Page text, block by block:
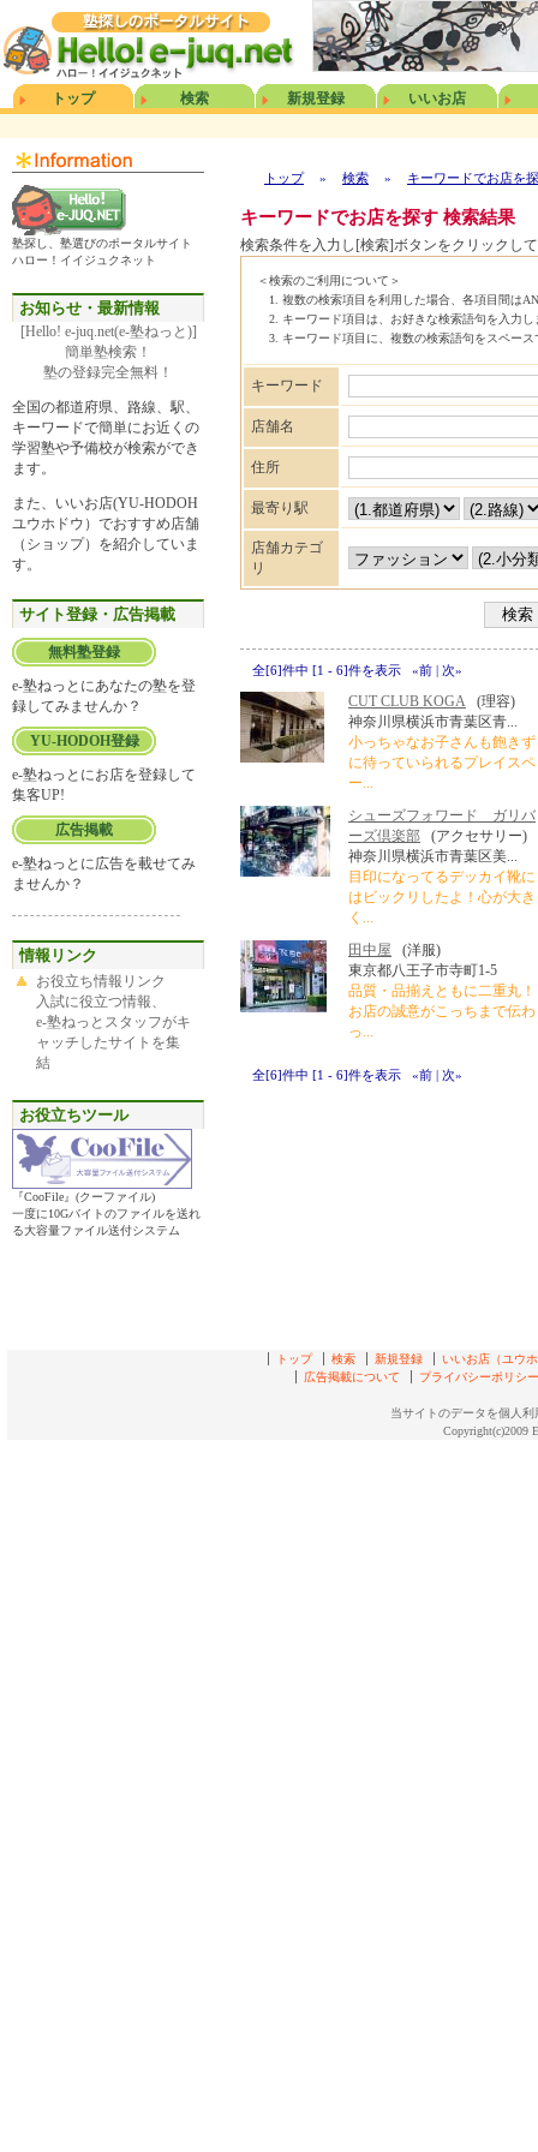
トップ 検索 新規登録 いいお店
塾探し、塾選びのポータルサイト
ハロー！イイジュクネット
お知らせ・最新情報
[Hello! e-juq.net(e-塾ねっと)]
簡単塾検索！
塾の登録完全無料！
全国の都道府県、路線、駅、
キーワードで簡単にお近くの
学習塾や予備校が検索ができ
ます。
また、いいお店(YU-HODOH
ユウホドウ）でおすすめ店舗
（ショップ）を紹介していま
す。
サイト登録・広告掲載
無料塾登録
e-塾ねっとにあなたの塾を登
録してみませんか？
YU-HODOH登録
e-塾ねっとにお店を登録して
集客UP!
広告掲載
e-塾ねっとに広告を載せてみ
ませんか？
情報リンク
お役立ち情報リンク
入試に役立つ情報、
e-塾ねっとスタッフがキ
ャッチしたサイトを集
結
お役立ちツール
『CooFile』(クーファイル)
一度に10Gバイトのファイルを送れ
る大容量ファイル送付システム
トップ » 検索 » キーワードでお店を
キーワードでお店を探す 検索結果
検索条件を入力し[検索]ボタンをクリックし
＜検索のご利用について＞
複数の検索項目を利用した場合、各項目間は
キーワード項目は、お好きな検索語句を入力し
キーワード項目に、複数の検索語句をスペー
キーワード
店舗名
住所
最寄り駅
店舗カテゴ
リ
全[6]件中 [1 - 6]件を表示 «前 | 次»
CUT CLUB KOGA (理容)
神奈川県横浜市青葉区青...
小っちゃなお子さんも飽きず
に待っていられるプレイスペ
ー...
シューズフォワード ガリバ
ーズ倶楽部 (アクセサリー)
神奈川県横浜市青葉区美...
目印になってるデッカイ靴に
はビックリしたよ！心が大き
く...
田中屋 (洋服)
東京都八王子市寺町1-5
品質・品揃えともに二重丸！
お店の誠意がこっちまで伝わ
っ...
全[6]件中 [1 - 6]件を表示 «前 | 次»
トップ 検索 新規登録
いいお店（ユウ
広告掲載について
プライバシーポリシー
当サイトのデータを個人
Copyright(c)2009